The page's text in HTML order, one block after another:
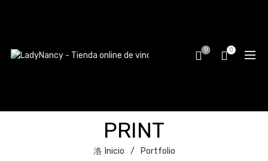
0 0
PRINT
Inicio Portfolio